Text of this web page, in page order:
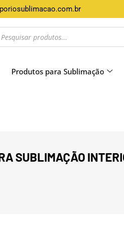
Produtos para Sublimação
SUBLIMAÇÃO